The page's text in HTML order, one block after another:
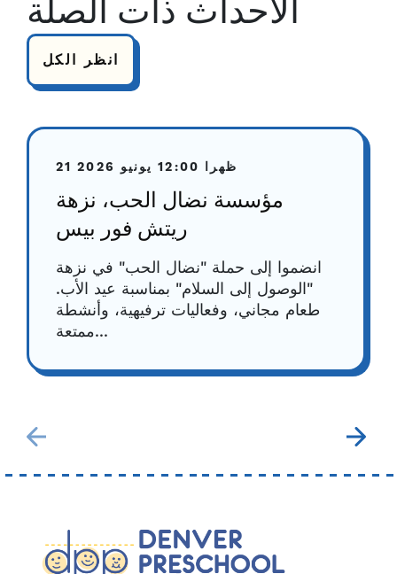
الأحداث ذات الصلة
انظر الكل
21 يونيو 2026 12:00 ظهرا
مؤسسة نضال الحب، نزهة
ريتش فور بيس
انضموا إلى حملة "نضال الحب" في نزهة
"الوصول إلى السلام" بمناسبة عيد الأب.
طعام مجاني، وفعاليات ترفيهية، وأنشطة
ممتعة...